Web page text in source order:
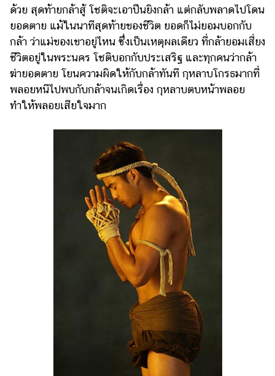
ด้วย สุดท้ายกล้าสู้ โชติจะเอาปืนยิงกล้า แต่กลับพลาดไปโดน
ยอดตาย แม้ในนาทีสุดท้ายของชีวิต ยอดก็ไม่ยอมบอกกับ
กล้า ว่าแม่ของเขาอยู่ไหน ซึ่งเป็นเหตุผลเดียว ที่กล้ายอมเสี่ยง
ชีวิตอยู่ในพระนคร โชติบอกกับประเสริฐ และทุกคนว่ากล้า
ฆ่ายอดตาย โยนความผิดให้กับกล้าทันที กุหลาบโกรธมากที่
พลอยหนีไปพบกับกล้าจนเกิดเรื่อง กุหลาบตบหน้าพลอย
ทำให้พลอยเสียใจมาก